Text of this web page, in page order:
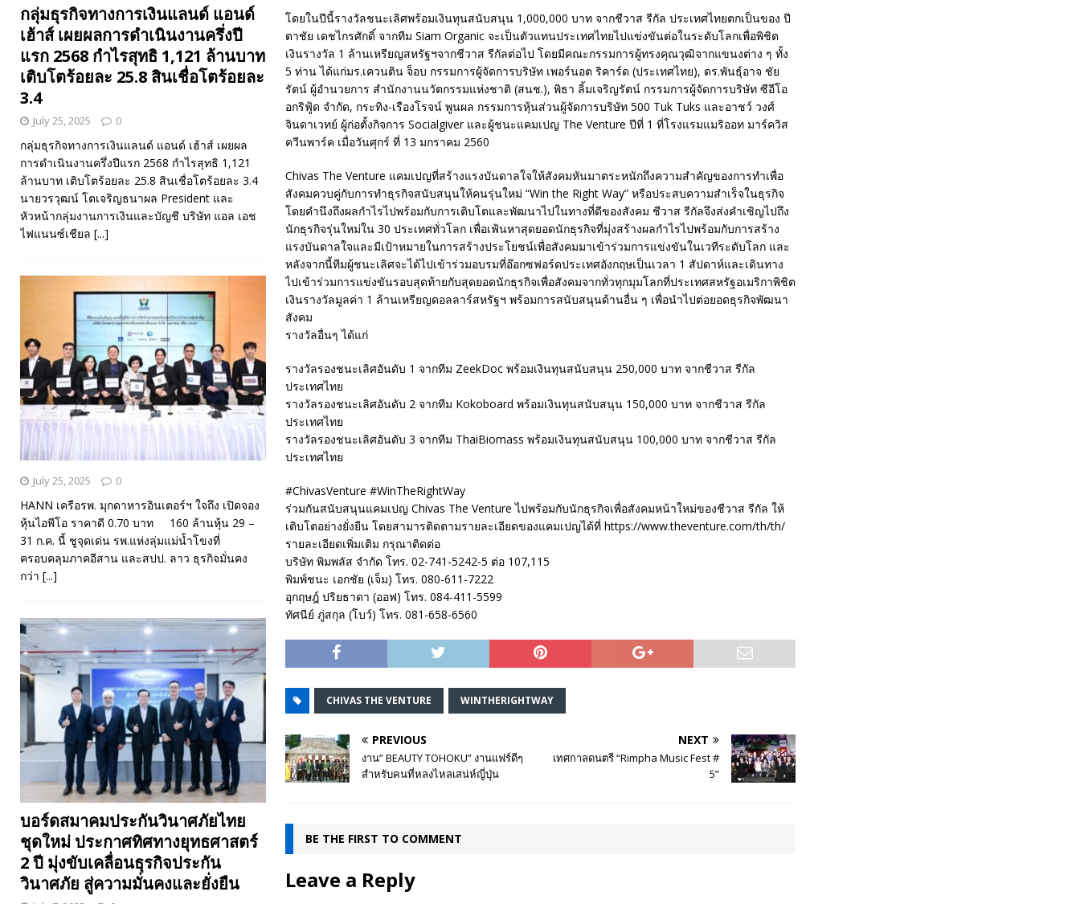
โดยในปีนี้รางวัลชนะเลิศพร้อมเงินทุนสนับสนุน 1,000,000 บาท จากชีวาส รีกัล ประเทศไทยตกเป็นของ ปี
ตาชัย เดชไกรศักดิ์ จากทีม Siam Organic จะเป็นตัวแทนประเทศไทยไปแข่งขันต่อในระดับโลกเพื่อพิชิต
เงินรางวัล 1 ล้านเหรียญสหรัฐฯจากชีวาส รีกัลต่อไป โดยมีคณะกรรมการผู้ทรงคุณวุฒิจากแขนงต่าง ๆ ทั้ง
5 ท่าน ได้แก่มร.เควนติน จ็อบ กรรมการผู้จัดการบริษัท เพอร์นอต ริคาร์ด (ประเทศไทย), ดร.พันธุ์อาจ ชัย
รัตน์ ผู้อำนวยการ สำนักงานนวัตกรรมแห่งชาติ (สนช.), พิธา ลิ้มเจริญรัตน์ กรรมการผู้จัดการบริษัท ซีอีโอ
อกริฟู้ด จำกัด, กระทิง-เรืองโรจน์ พูนผล กรรมการหุ้นส่วนผู้จัดการบริษัท 500 Tuk Tuks และอาชว์ วงศ์
จินดาเวทย์ ผู้ก่อตั้งกิจการ Socialgiver และผู้ชนะแคมเปญ The Venture ปีที่ 1 ที่โรงแรมแมริออท มาร์ควิส
ควีนพาร์ค เมื่อวันศุกร์ ที่ 13 มกราคม 2560
Chivas The Venture แคมเปญที่สร้างแรงบันดาลใจให้สังคมหันมาตระหนักถึงความสำคัญของการทำเพื่อ
สังคมควบคู่กับการทำธุรกิจสนับสนุนให้คนรุ่นใหม่ “Win the Right Way” หรือประสบความสำเร็จในธุรกิจ
โดยคำนึงถึงผลกำไรไปพร้อมกับการเติบโตและพัฒนาไปในทางที่ดีของสังคม ชีวาส รีกัลจึงส่งคำเชิญไปถึง
นักธุรกิจรุ่นใหม่ใน 30 ประเทศทั่วโลก เพื่อเฟ้นหาสุดยอดนักธุรกิจที่มุ่งสร้างผลกำไรไปพร้อมกับการสร้าง
แรงบันดาลใจและมีเป้าหมายในการสร้างประโยชน์เพื่อสังคมมาเข้าร่วมการแข่งขันในเวทีระดับโลก และ
หลังจากนี้ทีมผู้ชนะเลิศจะได้ไปเข้าร่วมอบรมที่อ๊อกซฟอร์ดประเทศอังกฤษเป็นเวลา 1 สัปดาห์และเดินทาง
ไปเข้าร่วมการแข่งขันรอบสุดท้ายกับสุดยอดนักธุรกิจเพื่อสังคมจากทั่วทุกมุมโลกที่ประเทศสหรัฐอเมริกาพิชิต
เงินรางวัลมูลค่า 1 ล้านเหรียญดอลลาร์สหรัฐฯ พร้อมการสนับสนุนด้านอื่น ๆ เพื่อนำไปต่อยอดธุรกิจพัฒนา
สังคม
รางวัลอื่นๆ ได้แก่
รางวัลรองชนะเลิศอันดับ 1 จากทีม ZeekDoc พร้อมเงินทุนสนับสนุน 250,000 บาท จากชีวาส รีกัล
ประเทศไทย
รางวัลรองชนะเลิศอันดับ 2 จากทีม Kokoboard พร้อมเงินทุนสนับสนุน 150,000 บาท จากชีวาส รีกัล
ประเทศไทย
รางวัลรองชนะเลิศอันดับ 3 จากทีม ThaiBiomass พร้อมเงินทุนสนับสนุน 100,000 บาท จากชีวาส รีกัล
ประเทศไทย
#ChivasVenture #WinTheRightWay
ร่วมกันสนับสนุนแคมเปญ Chivas The Venture ไปพร้อมกับนักธุรกิจเพื่อสังคมหน้าใหม่ของชีวาส รีกัล ให้
เติบโตอย่างยั่งยืน โดยสามารติดตามรายละเอียดของแคมเปญได้ที่ https://www.theventure.com/th/th/
รายละเอียดเพิ่มเติม กรุณาติดต่อ
บริษัท พิมพลัส จำกัด โทร. 02-741-5242-5 ต่อ 107,115
พิมพ์ชนะ เอกชัย (เจ็ม) โทร. 080-611-7222
อุกฤษฎ์ ปริยธาดา (ออฟ) โทร. 084-411-5599
ทัศนีย์ ภู่สกุล (โบว์) โทร. 081-658-6560
CHIVAS THE VENTURE WINTHERIGHTWAY
PREVIOUS
งาน” BEAUTY TOHOKU” งานแฟร์ดีๆ
สำหรับคนที่หลงไหลเสน่ห์ญี่ปุ่น
NEXT
เทศกาลดนตรี “Rimpha Music Fest #
5”
BE THE FIRST TO COMMENT
Leave a Reply
กลุ่มธุรกิจทางการเงินแลนด์ แอนด์
เฮ้าส์ เผยผลการดำเนินงานครึ่งปี
แรก 2568 กำไรสุทธิ 1,121 ล้านบาท
เติบโตร้อยละ 25.8 สินเชื่อโตร้อยละ
3.4
July 25, 2025 0
กลุ่มธุรกิจทางการเงินแลนด์ แอนด์ เฮ้าส์ เผยผล
การดำเนินงานครึ่งปีแรก 2568 กำไรสุทธิ 1,121
ล้านบาท เติบโตร้อยละ 25.8 สินเชื่อโตร้อยละ 3.4
นายวรวุฒน์ โตเจริญธนาผล President และ
หัวหน้ากลุ่มงานการเงินและบัญชี บริษัท แอล เอช
ไฟแนนซ์เชียล [...]
July 25, 2025 0
HANN เครือรพ. มุกดาหารอินเตอร์ฯ ใจถึง เปิดจอง
หุ้นไอพีโอ ราคาดี 0.70 บาท 160 ล้านหุ้น 29 –
31 ก.ค. นี้ ชูจุดเด่น รพ.แห่งลุ่มแม่น้ำโขงที่
ครอบคลุมภาคอีสาน และสปป. ลาว ธุรกิจมั่นคง
กว่า [...]
บอร์ดสมาคมประกันวินาศภัยไทย
ชุดใหม่ ประกาศทิศทางยุทธศาสตร์
2 ปี มุ่งขับเคลื่อนธุรกิจประกัน
วินาศภัย สู่ความมั่นคงและยั่งยืน